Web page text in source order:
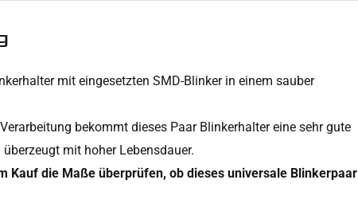
mit eingesetzten SMD-Blinker in einem sauber
bekommt dieses Paar Blinkerhalter eine sehr gute
mit hoher Lebensdauer.
Kauf die Maße überprüfen, ob dieses universale Blinkerpaar